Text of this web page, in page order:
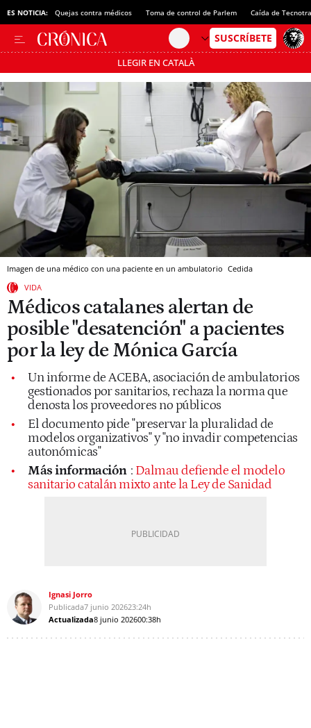
ES NOTICIA: Quejas contra médicos Toma de control de Parlem Caída de
LLEGIR EN CATALÀ
Pásate al MODO AHORRO
Imagen de una médico con una paciente en un ambulatorio Cedida
VIDA
Médicos catalanes alertan de
posible "desatención" a pacientes
por la ley de Mónica García
Un informe de ACEBA, asociación de ambulatorios
gestionados por sanitarios, rechaza la norma que
denosta los proveedores no públicos
El documento pide "preservar la pluralidad de
modelos organizativos" y "no invadir competencias
autonómicas"
Más información : Dalmau defiende el modelo
sanitario catalán mixto ante la Ley de Sanidad
Ignasi Jorro
Publicada7 junio 202623:24h
Actualizada8 junio 202600:38h